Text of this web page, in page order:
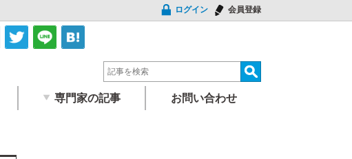
ログイン 会員登録
専門家の記事 お問い合わせ